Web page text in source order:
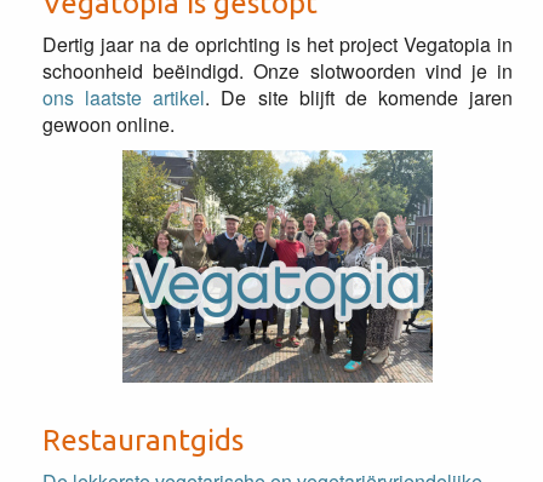
Dertig jaar na de oprichting is het project Vegatopia in
schoonheid beëindigd. Onze slotwoorden vind je in
ons laatste artikel. De site blijft de komende jaren
gewoon online.
Restaurantgids